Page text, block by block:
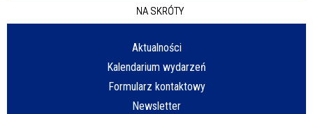
NA SKRÓTY
Aktualności
Kalendarium wydarzeń
Formularz kontaktowy
Newsletter